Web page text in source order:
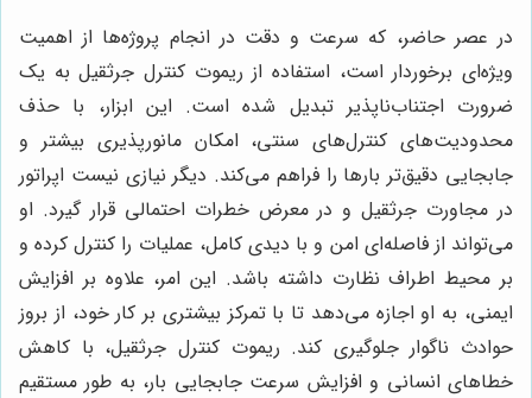
در عصر حاضر، که سرعت و دقت در انجام پروژه‌ها از اهمیت
ویژه‌ای برخوردار است، استفاده از ریموت کنترل جرثقیل به یک
ضرورت اجتناب‌ناپذیر تبدیل شده است. این ابزار، با حذف
محدودیت‌های کنترل‌های سنتی، امکان مانورپذیری بیشتر و
جابجایی دقیق‌تر بارها را فراهم می‌کند. دیگر نیازی نیست اپراتور
در مجاورت جرثقیل و در معرض خطرات احتمالی قرار گیرد. او
می‌تواند از فاصله‌ای امن و با دیدی کامل، عملیات را کنترل کرده و
بر محیط اطراف نظارت داشته باشد. این امر، علاوه بر افزایش
ایمنی، به او اجازه می‌دهد تا با تمرکز بیشتری بر کار خود، از بروز
حوادث ناگوار جلوگیری کند. ریموت کنترل جرثقیل، با کاهش
خطاهای انسانی و افزایش سرعت جابجایی بار، به طور مستقیم